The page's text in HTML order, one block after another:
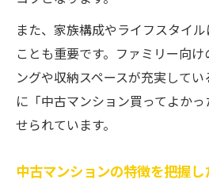
また、家族構成やライフスタイ
ことも重要です。ファミリー向
ングや収納スペースが充実して
に「中古マンション買ってよか
せられています。
中古マンションの特徴を把握